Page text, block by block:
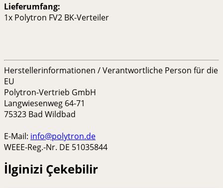
Lieferumfang:
1x Polytron FV2 BK-Verteiler
Herstellerinformationen / Verantwortliche Person für die
EU
Polytron-Vertrieb GmbH
Langwiesenweg 64-71
75323 Bad Wildbad
E-Mail: info@polytron.de
WEEE-Reg.-Nr. DE 51035844
İlginizi Çekebilir